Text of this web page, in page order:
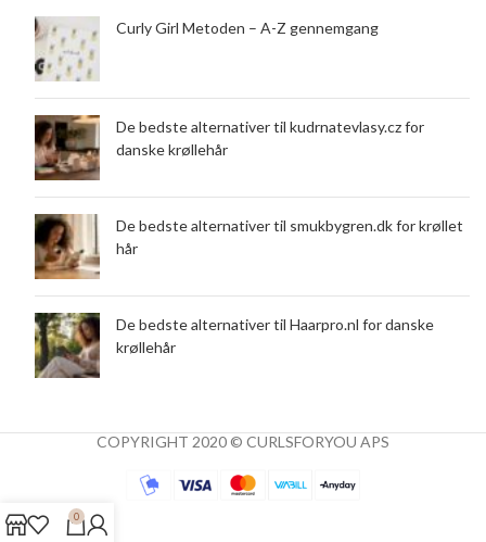
Curly Girl Metoden – A-Z gennemgang
De bedste alternativer til kudrnatevlasy.cz for
danske krøllehår
De bedste alternativer til smukbygren.dk for krøllet
hår
De bedste alternativer til Haarpro.nl for danske
krøllehår
COPYRIGHT 2020 © CURLSFORYOU APS
0